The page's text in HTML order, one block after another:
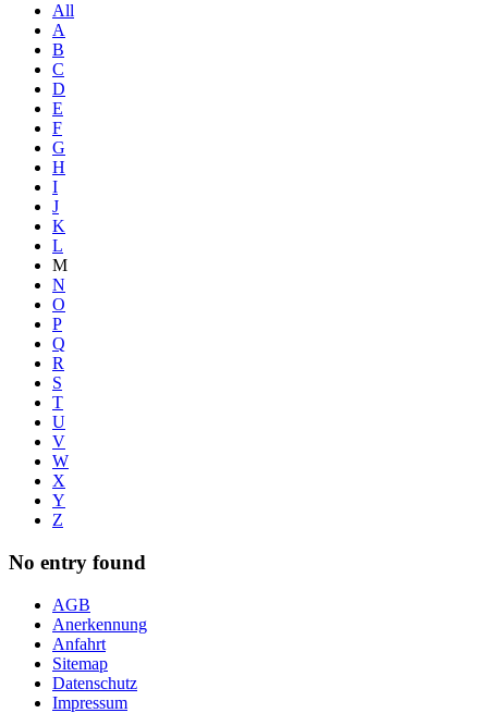
All
A
B
C
D
E
F
G
H
I
J
K
L
M
N
O
P
Q
R
S
T
U
V
W
X
Y
Z
No entry found
AGB
Anerkennung
Anfahrt
Sitemap
Datenschutz
Impressum